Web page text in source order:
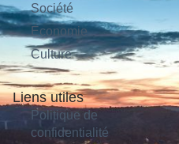
Société
Économie
Culture
Liens utiles
Politique de
confidentialité